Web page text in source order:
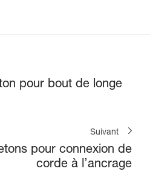
pour bout de longe
Suivant
pour connexion de
corde à l’ancrage